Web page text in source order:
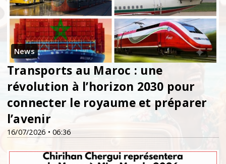
News
16/07/2026 • 06:36
Transports au Maroc : une
révolution à l’horizon 2030 pour
connecter le royaume et préparer
l’avenir